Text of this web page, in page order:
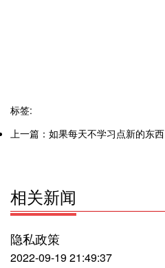
标签:
上一篇： 如果每天不学习点新的东西
相关新闻
隐私政策
2022-09-19 21:49:37